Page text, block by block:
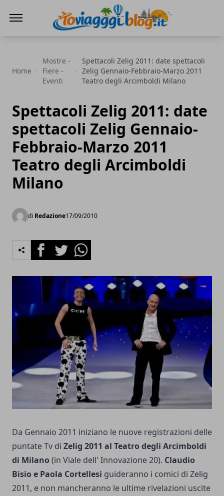
Home
Mostre -
Fiere -
Eventi
Spettacoli Zelig 2011: date spettacoli
Zelig Gennaio-Febbraio-Marzo 2011
Teatro degli Arcimboldi Milano
Spettacoli Zelig 2011: date
spettacoli Zelig Gennaio-
Febbraio-Marzo 2011
Teatro degli Arcimboldi
Milano
di Redazione17/09/2010
FacebookTwitterWhatsapp
Da Gennaio 2011 iniziano le nuove registrazioni delle
puntate Tv di Zelig 2011 al Teatro degli Arcimboldi
di Milano (in Viale dell' Innovazione 20). Claudio
Bisio e Paola Cortellesi guideranno i comici di Zelig
2011, e non mancheranno le ultime rivelazioni uscite